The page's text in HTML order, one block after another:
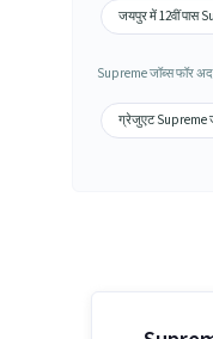
जयपुर में 12वीं पास
Supreme जॉब्स फॉर
ग्रेजुएट Supreme